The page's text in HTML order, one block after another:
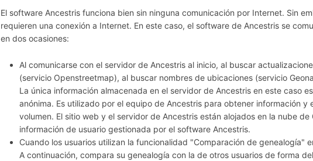
El software Ancestris funciona bien sin ninguna comunicación por Internet. Sin
requieren una conexión a Internet. En este caso, el software de Ancestris se
en dos ocasiones:
Al comunicarse con el servidor de Ancestris al inicio, al buscar
(servicio Openstreetmap), al buscar nombres de ubicaciones (servicio
La única información almacenada en el servidor de Ancestris en este caso
anónima. Es utilizado por el equipo de Ancestris para obtener información
volumen. El sitio web y el servidor de Ancestris están alojados en la nube de
información de usuario gestionada por el software Ancestris.
Cuando los usuarios utilizan la funcionalidad "Comparación de genealogía"
A continuación, compara su genealogía con la de otros usuarios de forma